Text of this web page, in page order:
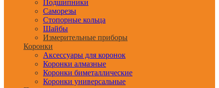
Подшипники
Саморезы
Стопорные кольца
Шайбы
Измерительные приборы
Коронки
Аксессуары для коронок
Коронки алмазные
Коронки биметаллические
Коронки универсальные